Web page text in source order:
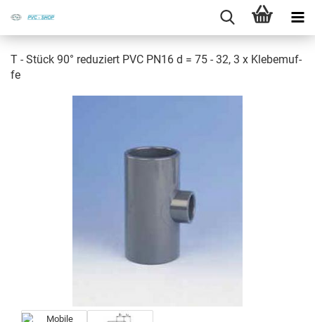
T - Stück 90° re­du­ziert PVC PN16 d = 75 - 32, 3 x Kle­be­muf­
fe